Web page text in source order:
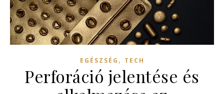
EGÉSZSÉG , TECH
Perforáció jelentése és